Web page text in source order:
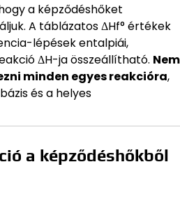
a képződéshőket
A táblázatos ΔHf° értékek
lépések entalpiái,
ΔH-ja összeállítható. Nem
minden egyes reakcióra,
és a helyes
a képződéshőkből